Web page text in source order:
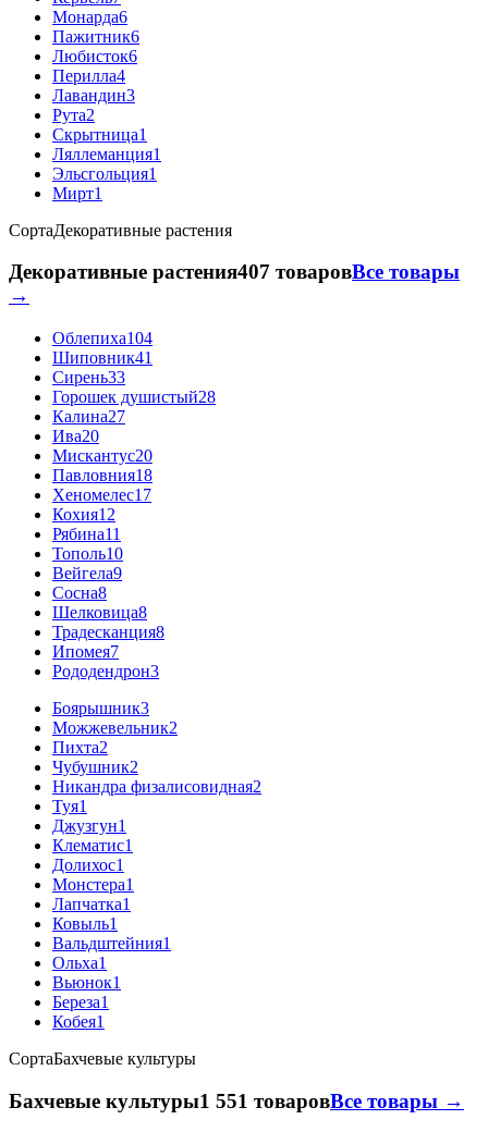
Монарда6
Пажитник6
Любисток6
Перилла4
Лавандин3
Рута2
Скрытница1
Ляллеманция1
Эльсгольция1
Мирт1
СортаДекоративные растения
Декоративные растения407 товаровВсе товары
→
Облепиха104
Шиповник41
Сирень33
Горошек душистый28
Калина27
Ива20
Мискантус20
Павловния18
Хеномелес17
Кохия12
Рябина11
Тополь10
Вейгела9
Сосна8
Шелковица8
Традесканция8
Ипомея7
Рододендрон3
Боярышник3
Можжевельник2
Пихта2
Чубушник2
Никандра физалисовидная2
Туя1
Джузгун1
Клематис1
Долихос1
Монстера1
Лапчатка1
Ковыль1
Вальдштейния1
Ольха1
Вьюнок1
Береза1
Кобея1
СортаБахчевые культуры
Бахчевые культуры1 551 товаровВсе товары →